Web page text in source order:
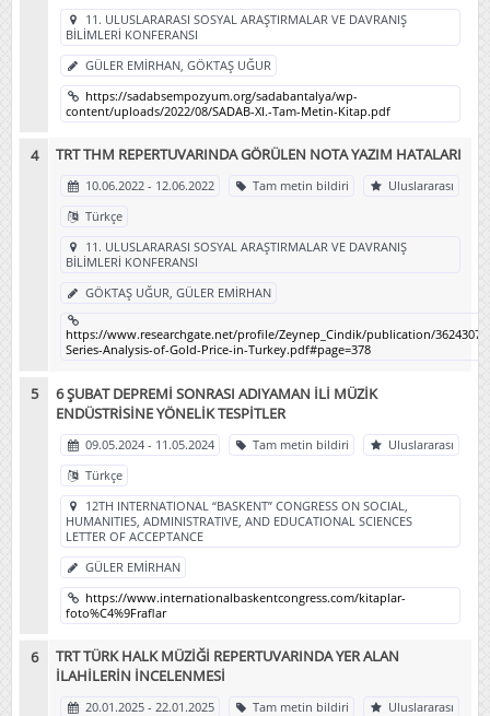
11. ULUSLARARASI SOSYAL ARAŞTIRMALAR VE DAVRANIŞ
BİLİMLERİ KONFERANSI
GÜLER EMİRHAN, GÖKTAŞ UĞUR
https://sadabsempozyum.org/sadabantalya/wp-
content/uploads/2022/08/SADAB-XI.-Tam-Metin-Kitap.pdf
TRT THM REPERTUVARINDA GÖRÜLEN NOTA YAZIM HATALARI
10.06.2022 - 12.06.2022 Tam metin bildiri
Uluslararası
Türkçe
11. ULUSLARARASI SOSYAL ARAŞTIRMALAR VE DAVRANIŞ
BİLİMLERİ KONFERANSI
GÖKTAŞ UĞUR, GÜLER EMİRHAN
https://www.researchgate.net/profile/Zeynep_Cindik/publication/
Series-Analysis-of-Gold-Price-in-Turkey.pdf#page=378
6 ŞUBAT DEPREMİ SONRASI ADIYAMAN İLİ MÜZİK
ENDÜSTRİSİNE YÖNELİK TESPİTLER
09.05.2024 - 11.05.2024 Tam metin bildiri
Uluslararası
Türkçe
12TH INTERNATIONAL “BASKENT” CONGRESS ON SOCIAL,
HUMANITIES, ADMINISTRATIVE, AND EDUCATIONAL SCIENCES
LETTER OF ACCEPTANCE
GÜLER EMİRHAN
https://www.internationalbaskentcongress.com/kitaplar-
foto%C4%9Fraflar
TRT TÜRK HALK MÜZİĞİ REPERTUVARINDA YER ALAN
İLAHİLERİN İNCELENMESİ
20.01.2025 - 22.01.2025 Tam metin bildiri
Uluslararası